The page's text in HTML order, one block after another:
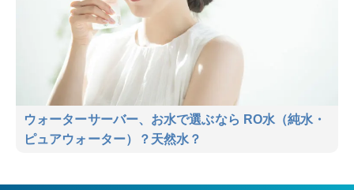
ウォーターサーバー、お水で選ぶなら RO水（純水・
ピュアウォーター）？天然水？